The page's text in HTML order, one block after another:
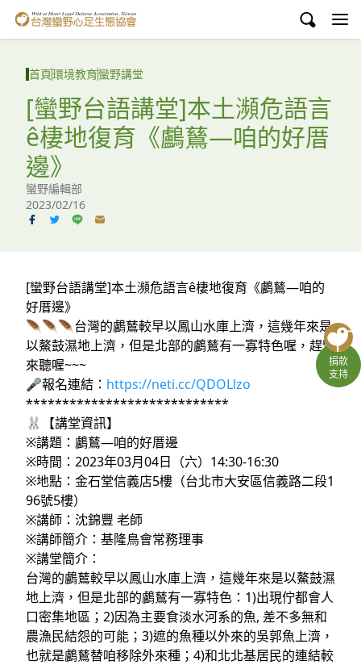
台灣蠻野心足生態協會
議題與行動
環境教育
白海豚媽祖宮
支持蠻野
臉書
YouTube
捐款
支持
首頁環境教育蠻野講堂
[蠻野台語講堂]本土瀕危語言
ê棲地復育《鸕鶿—咱的好厝
邊》
蠻野編輯部
2023/02/16
[蠻野台語講堂]本土瀕危語言ê棲地復育《鸕鶿—咱的
好厝邊》
🪶🪶🪶台灣的鸕鶿較早以鳳山水庫上濟，這幾年來是
以鰲鼓濕地上濟，但是北部的鸕鶿有一寡特色喔，趕緊
來聽喔~~~
🎤報名連結： https://neti.cc/QDOLlzo
****************************
🐰【講堂資訊】
※講題：鸕鶿—咱的好厝邊
※時間：2023年03月04日（六）14:30-16:30
※地點：金石堂信義店5樓（台北市大安區信義路二段1
96號5樓）
※講師：沈錦豐 老師
※講師簡介：基隆鳥會常務理事
※講堂簡介：
台灣的鸕鶿較早以鳳山水庫上濟，這幾年來是以鰲鼓濕
地上濟，但是北部的鸕鶿有一寡特色：1)出現佇都會人
口密集地區；2)因為主要食淡水河系的魚, 差不多無和
農漁民結怨的可能；3)遮的魚種以外來的吳郭魚上濟，
也就是鸕鶿替咱移除外來種；4)和北北基居民的連結較